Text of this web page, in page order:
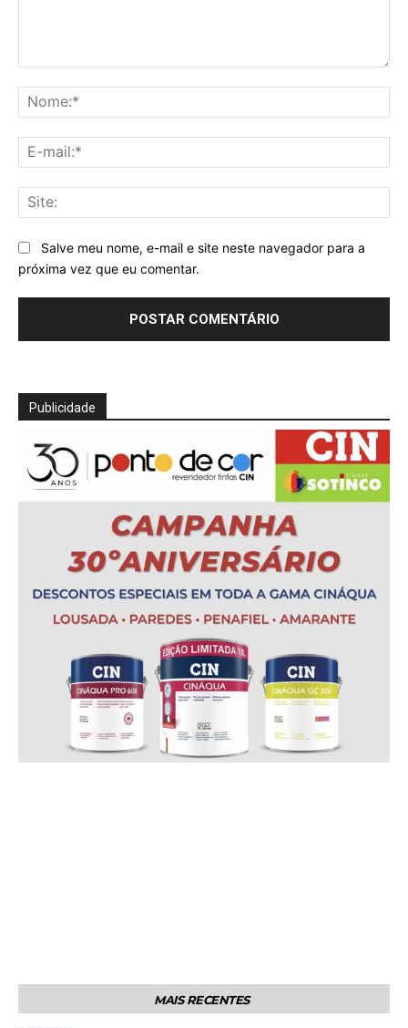
Salve meu nome, e-mail e site neste navegador para a
próxima vez que eu comentar.
Publicidade
MAIS RECENTES